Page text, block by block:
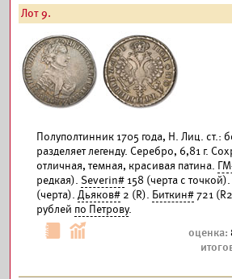
Лот 9.
Полуполтинник 1705 года, Н. Лиц. ст.:
разделяет легенду. Серебро, 6,81 г.
отличная, темная, красивая патина.
редкая). Severin# 158 (черта с точкой).
(черта). Дьяков# 2 (R). Биткин#721
рублей по Петрову.